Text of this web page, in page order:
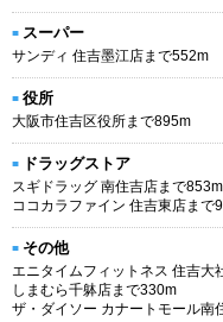
スーパー
サンディ 住吉墨江店まで552m
役所
大阪市住吉区役所まで895m
ドラッグストア
スギドラッグ 南住吉店まで853m
ココカラファイン 住吉東店まで
その他
エニタイムフィットネス 住吉大
しまむら千躰店まで330m
ザ・ダイソー カナートモール南